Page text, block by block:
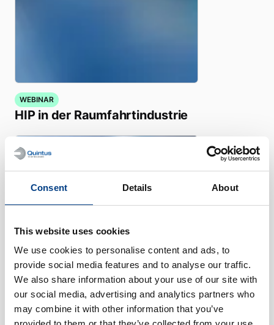
Consent Details About
This website uses cookies
We use cookies to personalise content and ads, to
provide social media features and to analyse our traffic.
We also share information about your use of our site with
our social media, advertising and analytics partners who
may combine it with other information that you’ve
WEBINAR
HIP in der Raumfahrtindustrie
WHITE PAPER